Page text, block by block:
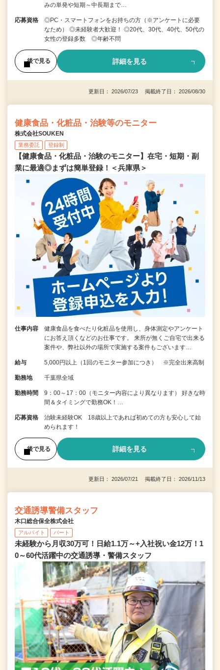
みの単発や短期～中長期まで…
応募資格
◎PC・スマートフォンをお持ちの方（※アンケートに必要
なため） ◎未経験者大歓迎！ ◎20代、30代、40代、50代の
女性の登録多数 ◎年齢不問
後で見る 詳細を見る
更新日： 2026/07/23 掲載終了日： 2026/08/30
健康食品・化粧品・治験等のモニター
株式会社SOUKEN
業務委託 登録制
【健康食品・化粧品・治験のモニター】在宅・短期・副
業に最適◎まずは簡単登録！＜兵庫県＞
仕事内容
健康食品を食べたり化粧品を使用し、身体測定やアンケート
にお答え頂くなどのお仕事です。 来所が無くご自宅で出来る
案件や、弊社以外の場所で実施する案件もございます…
給与 5,000円以上（1回のモニター参加につき） ※完全出来高制
勤務地 千葉県全域
勤務時間
9：00～17：00（モニター内容により異なります） 好きな時
間＆タイミングで勤務OK！…
応募資格
治験未経験OK 18歳以上であれば初めての方も安心して始
められます！
後で見る 詳細を見る
更新日： 2026/07/21 掲載終了日： 2026/11/13
交通誘導警備スタッフ
木口総合保全株式会社
アルバイト パート
未経験から月収30万可！日給1.1万～+入社祝い金12万！1
0～60代活躍中の交通誘導・警備スタッフ